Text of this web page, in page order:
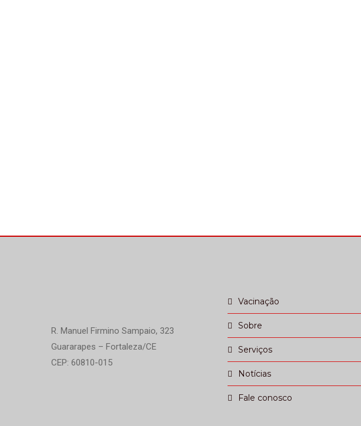
R. Manuel Firmino Sampaio, 323
Guararapes – Fortaleza/CE
CEP: 60810-015
Vacinação
Sobre
Serviços
Notícias
Fale conosco